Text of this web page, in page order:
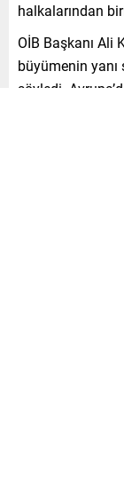
halkalarından
OİB Başkanı Ali
büyümenin
söyledi.